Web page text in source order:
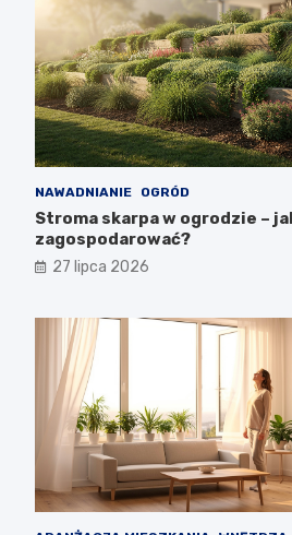
NAWADNIANIE OGRÓD
Stroma skarpa w ogrodzie –
zagospodarować?
27 lipca 2026